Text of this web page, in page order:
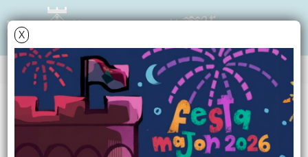
X
Data i hora oficial: 08-08-2026 14:19:11
ANY 2021
Ordre del dia del Ple